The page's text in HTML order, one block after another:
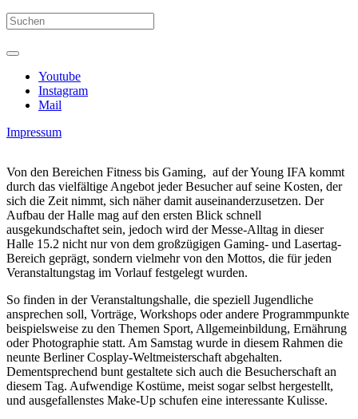
Youtube
Instagram
Mail
Impressum
Von den Bereichen Fitness bis Gaming, auf der Young IFA kommt
durch das vielfältige Angebot jeder Besucher auf seine Kosten, der
sich die Zeit nimmt, sich näher damit auseinanderzusetzen. Der
Aufbau der Halle mag auf den ersten Blick schnell
ausgekundschaftet sein, jedoch wird der Messe-Alltag in dieser
Halle 15.2 nicht nur von dem großzügigen Gaming- und Lasertag-
Bereich geprägt, sondern vielmehr von den Mottos, die für jeden
Veranstaltungstag im Vorlauf festgelegt wurden.
So finden in der Veranstaltungshalle, die speziell Jugendliche
ansprechen soll, Vorträge, Workshops oder andere Programmpunkte
beispielsweise zu den Themen Sport, Allgemeinbildung, Ernährung
oder Photographie statt. Am Samstag wurde in diesem Rahmen die
neunte Berliner Cosplay-Weltmeisterschaft abgehalten.
Dementsprechend bunt gestaltete sich auch die Besucherschaft an
diesem Tag. Aufwendige Kostüme, meist sogar selbst hergestellt,
und ausgefallenstes Make-Up schufen eine interessante Kulisse.